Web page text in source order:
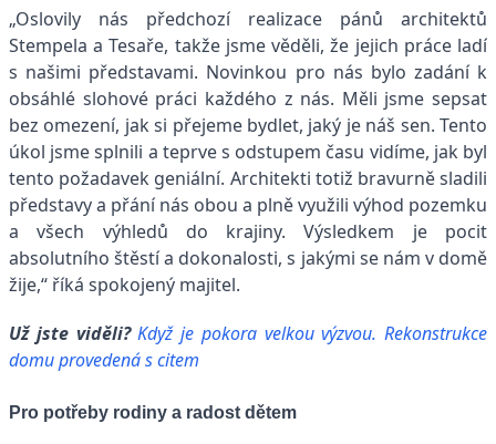
„Oslovily nás předchozí realizace pánů architektů
Stempela a Tesaře, takže jsme věděli, že jejich práce ladí
s našimi představami. Novinkou pro nás bylo zadání k
obsáhlé slohové práci každého z nás. Měli jsme sepsat
bez omezení, jak si přejeme bydlet, jaký je náš sen. Tento
úkol jsme splnili a teprve s odstupem času vidíme, jak byl
tento požadavek geniální. Architekti totiž bravurně sladili
představy a přání nás obou a plně využili výhod pozemku
a všech výhledů do krajiny. Výsledkem je pocit
absolutního štěstí a dokonalosti, s jakými se nám v domě
žije,“ říká spokojený majitel.
Už jste viděli?Když je pokora velkou výzvou. Rekonstrukce
domu provedená s citem
Pro potřeby rodiny a radost dětem